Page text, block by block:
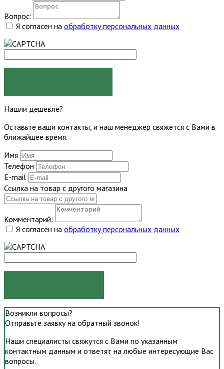
Вопрос:
Я согласен на обработку персональных данных
Нашли дешевле?
Оставьте ваши контакты, и наш менеджер свяжется с Вами в
ближайшее время.
Имя
Телефон
E-mail
Ссылка на товар с другого магазина
Комментарий:
Я согласен на обработку персональных данных
Возникли вопросы?
Отправьте заявку на обратный звонок!
Наши специалисты свяжутся с Вами по указанным
контактным данным и ответят на любые интересующие Вас
вопросы.